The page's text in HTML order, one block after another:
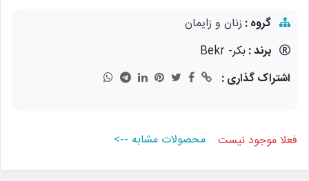
گروه : زنان و زایمان
برند :بکر- Bekr
اشتراک گذاری :
فعلا موجود نیست محصولات مشابه -->